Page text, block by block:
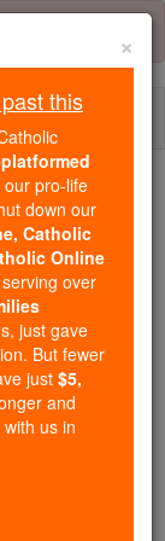
in the
you,
2.2
In an age
form
Christ.
$5 — the
×
this
our pro-life
down our
Catholic
Online
over
just gave
But fewer
just $5,
and
us in